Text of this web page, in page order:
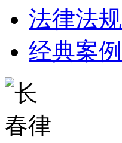
法律法规
经典案例